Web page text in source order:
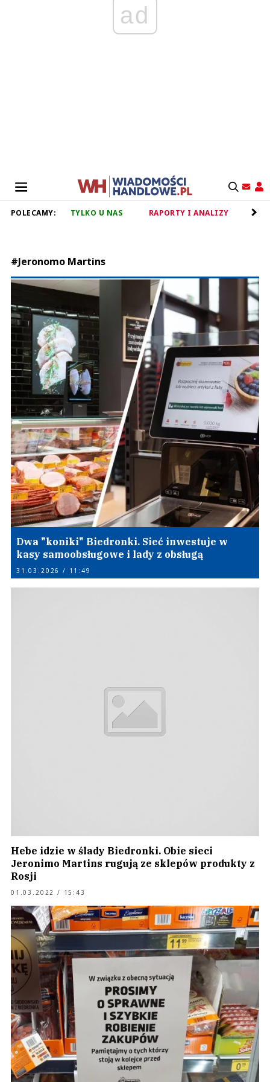
ad
POLECAMY: TYLKO U NAS RAPORTY I ANALIZY
#Jeronomo Martins
Dwa "koniki" Biedronki. Sieć inwestuje w
kasy samoobsługowe i lady z obsługą
31.03.2026 / 11:49
Hebe idzie w ślady Biedronki. Obie sieci
Jeronimo Martins rugują ze sklepów produkty z
Rosji
01.03.2022 / 15:43